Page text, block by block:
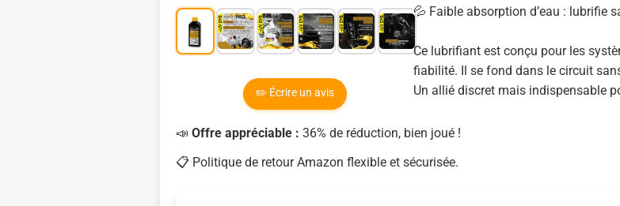
✏️ Écrire un avis
💦 Faible absorption d’eau : lubrifie
Ce lubrifiant est conçu pour les
fiabilité. Il se fond dans le circuit
Un allié discret mais indispensable
📣 Offre appréciable : 36% de réduction, bien joué !
📋 Politique de retour Amazon flexible et sécurisée.